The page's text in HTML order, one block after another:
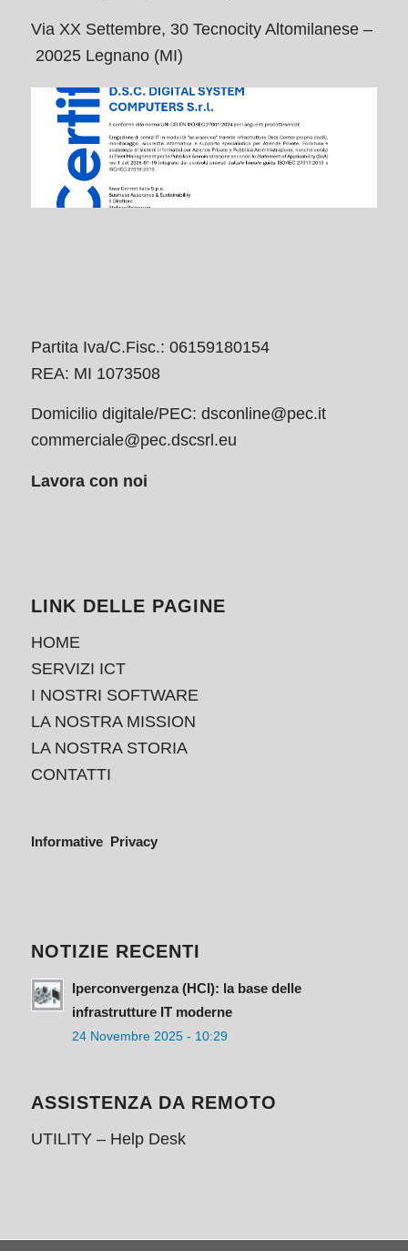
Via XX Settembre, 30 Tecnocity Altomilanese –
20025 Legnano (MI)
Partita Iva/C.Fisc.: 06159180154
REA: MI 1073508
Domicilio digitale/PEC: dsconline@pec.it
commerciale@pec.dscsrl.eu
Lavora con noi
LINK DELLE PAGINE
HOME
SERVIZI ICT
I NOSTRI SOFTWARE
LA NOSTRA MISSION
LA NOSTRA STORIA
CONTATTI
Informative Privacy
NOTIZIE RECENTI
Iperconvergenza (HCI): la base delle
infrastrutture IT moderne
24 Novembre 2025 - 10:29
ASSISTENZA DA REMOTO
UTILITY – Help Desk